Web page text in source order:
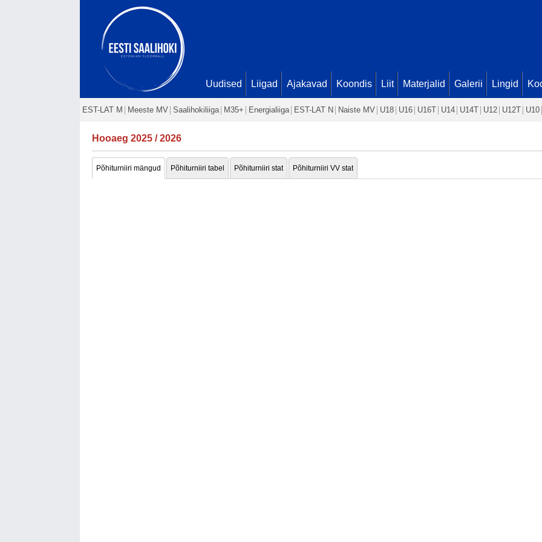
Uudised Liigad Ajakavad Koondis Liit Materjalid Galerii Lingid
EST-LAT M Meeste MV Saalihokiliiga M35+ Energialiiga EST-LAT N Naiste MV U18 U16 U16T U14 U14T U12 U12T U10
Hooaeg 2025 / 2026
Põhiturniiri mängud Põhiturniiri tabel Põhiturniiri stat Põhiturniiri VV stat